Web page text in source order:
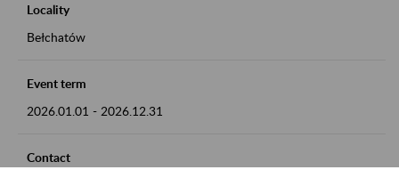
Locality
Bełchatów
Event term
2026.01.01 - 2026.12.31
Contact